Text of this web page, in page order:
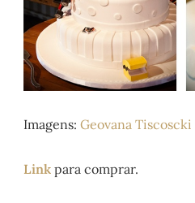
Imagens:Geovana Tiscoscki
Link para comprar.